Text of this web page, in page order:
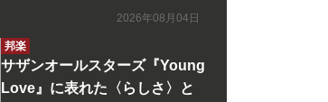
2026年08月04日
邦楽
サザンオールスターズ『Young
Love』に表れた〈らしさ〉と